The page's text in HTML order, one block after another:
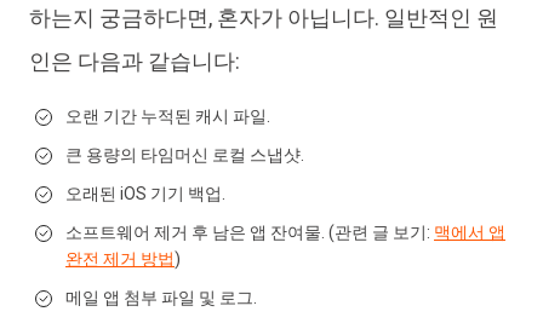
하는지 궁금하다면, 혼자가 아닙니다. 일반적인 원
인은 다음과 같습니다:
오랜 기간 누적된 캐시 파일.
큰 용량의 타임머신 로컬 스냅샷.
오래된 iOS 기기 백업.
소프트웨어 제거 후 남은 앱 잔여물. (관련 글 보기: 맥에서 앱
완전 제거 방법)
메일 앱 첨부 파일 및 로그.